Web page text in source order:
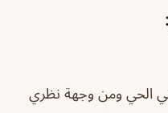
الحي ومن وجهة نظري